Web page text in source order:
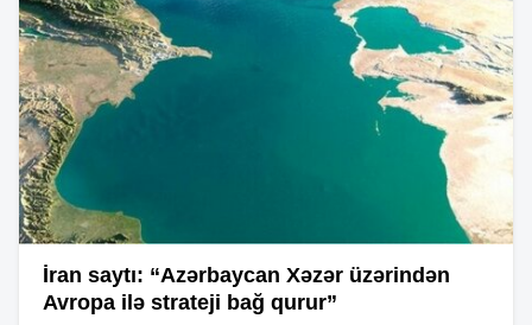
İran saytı: “Azərbaycan Xəzər üzərindən
Avropa ilə strateji bağ qurur”